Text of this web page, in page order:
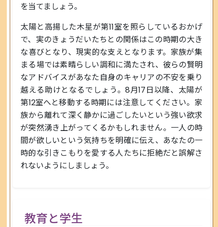
を当てましょう。
太陽と高揚した木星が第11室を照らしているおかげ
で、実のきょうだいたちとの関係はこの時期の大き
な喜びとなり、現実的な支えとなります。家族が集
まる場では素晴らしい調和に満たされ、彼らの賢明
なアドバイスがあなた自身のキャリアの不安を乗り
越える助けとなるでしょう。8月17日以降、太陽が
第12室へと移動する時期には注意してください。家
族から離れて深く静かに過ごしたいという強い欲求
が突然湧き上がってくるかもしれません。一人の時
間が欲しいという気持ちを明確に伝え、あなたの一
時的な引きこもりを愛する人たちに拒絶だと誤解さ
れないようにしましょう。
教育と学生